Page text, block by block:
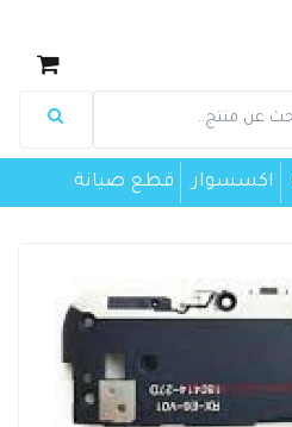
اكسسوار قطع صيانة